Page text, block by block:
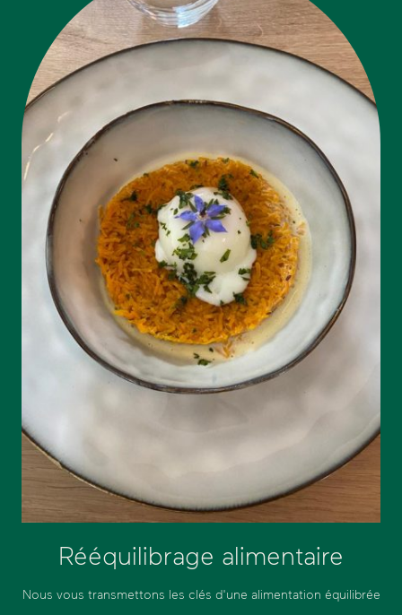
Rééquilibrage alimentaire
Nous vous transmettons les clés d'une alimentation équilibrée